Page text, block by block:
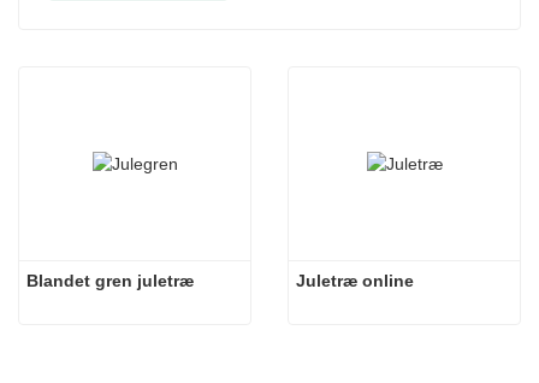
Blandet gren juletræ Juletræ online